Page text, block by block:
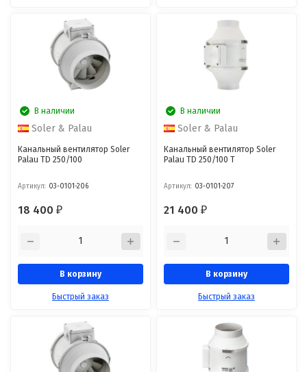
В наличии
Soler & Palau
Канальный вентилятор Soler
Palau TD 250/100
Артикул: 03-0101-206
18 400₽
В корзину
Быстрый заказ
В наличии
Soler & Palau
Канальный вентилятор Soler
Palau TD 250/100 T
Артикул: 03-0101-207
21 400₽
В корзину
Быстрый заказ